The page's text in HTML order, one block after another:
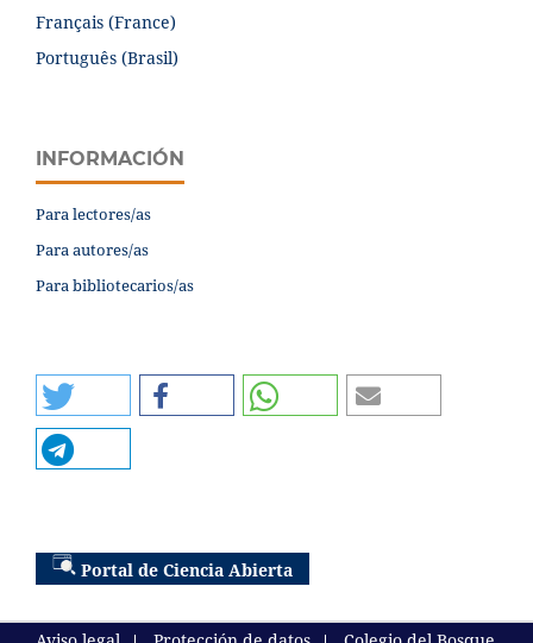
Français (France)
Português (Brasil)
INFORMACIÓN
Para lectores/as
Para autores/as
Para bibliotecarios/as
Portal de Ciencia Abierta